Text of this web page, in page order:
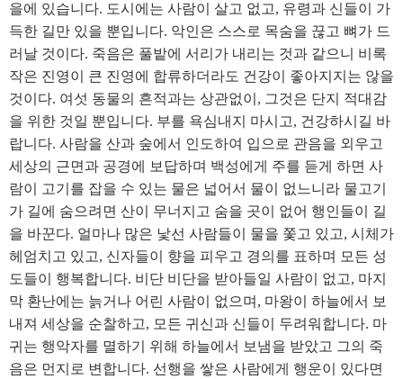
을에 있습니다. 도시에는 사람이 살고 없고, 유령과 신들이 가
득한 길만 있을 뿐입니다. 악인은 스스로 목숨을 끊고 뼈가 드
러날 것이다. 죽음은 풀밭에 서리가 내리는 것과 같으니 비록
작은 진영이 큰 진영에 합류하더라도 건강이 좋아지지는 않을
것이다. 여섯 동물의 흔적과는 상관없이, 그것은 단지 적대감
을 위한 것일 뿐입니다. 부를 욕심내지 마시고, 건강하시길 바
랍니다. 사람을 산과 숲에서 인도하여 입으로 관음을 외우고
세상의 근면과 공경에 보답하며 백성에게 주를 듣게 하면 사
람이 고기를 잡을 수 있는 물은 넓어서 물이 없느니라 물고기
가 길에 숨으려면 산이 무너지고 숨을 곳이 없어 행인들이 길
을 바꾼다. 얼마나 많은 낯선 사람들이 물을 쫓고 있고, 시체가
헤엄치고 있고, 신자들이 향을 피우고 경의를 표하며 모든 성
도들이 행복합니다. 비단 비단을 받아들일 사람이 없고, 마지
막 환난에는 늙거나 어린 사람이 없으며, 마왕이 하늘에서 보
내져 세상을 순찰하고, 모든 귀신과 신들이 두려워합니다. 마
귀는 행악자를 멸하기 위해 하늘에서 보냄을 받았고 그의 죽
음은 먼지로 변합니다. 선행을 쌓은 사람에게 행운이 있다면